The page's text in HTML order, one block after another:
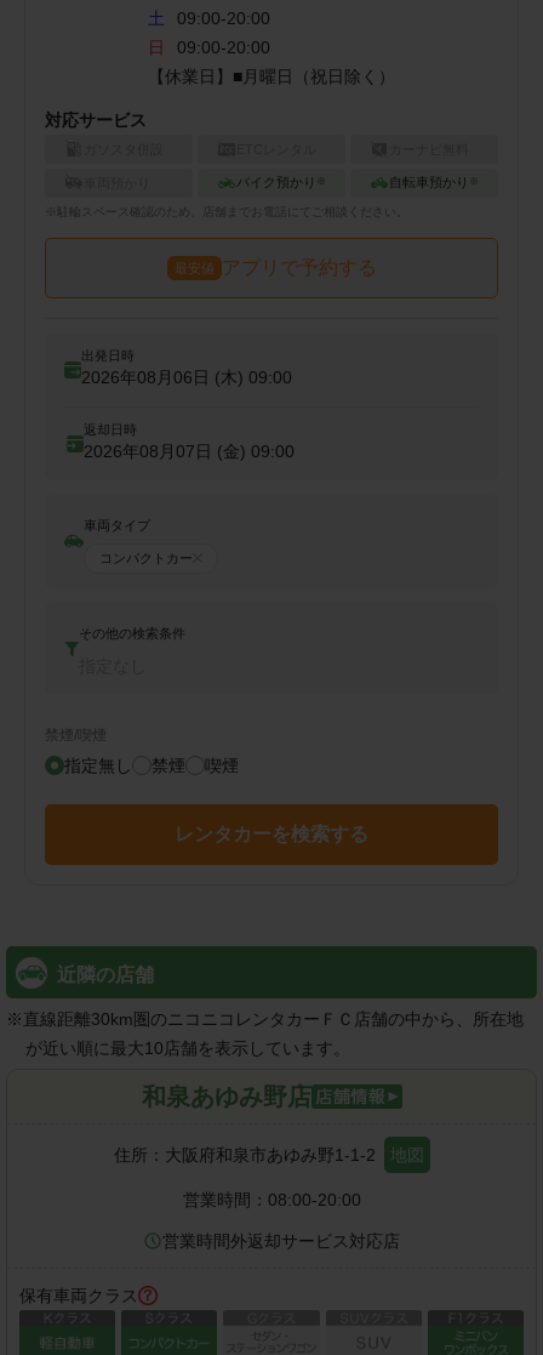
土
09:00-20:00
日
09:00-20:00
【休業日】■月曜日（祝日除く）
対応サービス
バイク預かり ※ 自転車預かり ※
※ スペース確認のため、店舗までお電話にてご相談ください。
最安値 アプリで予約する
出発日時
2026年08月06日 (木) 09:00
返却日時
2026年08月07日 (金) 09:00
車両タイプ
コンパクトカー
その他の検索条件
禁煙/喫煙
指定無し 禁煙 喫煙
レンタカーを検索する
近隣の店舗
※直線距離30km圏のニコニコレンタカーＦＣ店舗の中から、所在地
が近い順に最大10店舗を表示しています。
和泉あゆみ野店
住所： 大阪府和泉市あゆみ野1-1-2 地図
営業時間： 08:00-20:00
営業時間外返却サービス対応店
保有車両クラス